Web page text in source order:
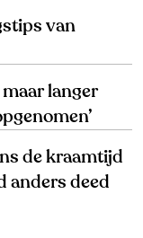
van
maar langer
de kraamtijd
anders deed